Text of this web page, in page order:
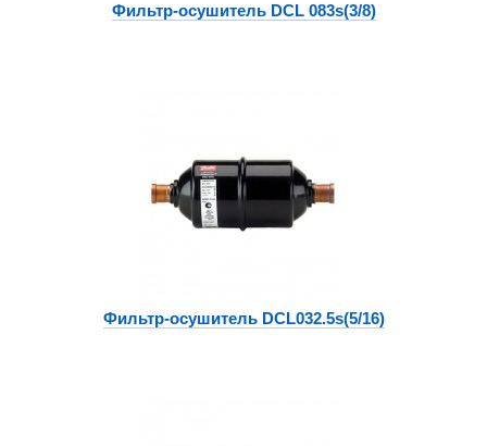
Фильтр-осушитель DCL 083s(3/8)
Фильтр-осушитель DCL032.5s(5/16)